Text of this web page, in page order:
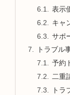
表示
キャ
サポ
トラブル
予約
二重
トラ